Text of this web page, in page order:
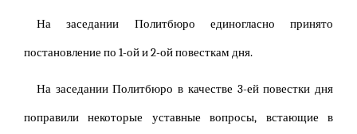
На заседании Политбюро единогласно принято
постановление по 1-ой и 2-ой повесткам дня.
На заседании Политбюро в качестве 3-ей повестки дня
поправили некоторые уставные вопросы, встающие в